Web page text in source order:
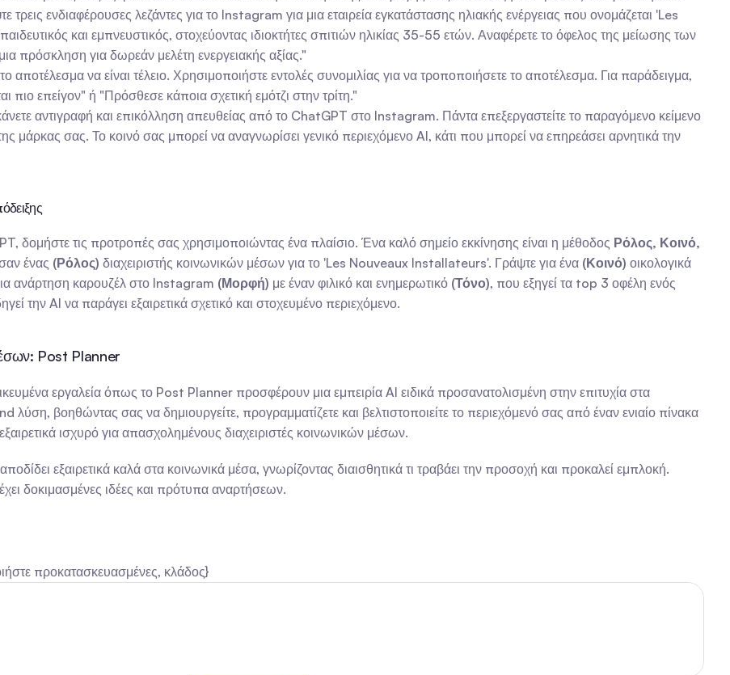
ενδιαφέρουσες λεζάντες για το Instagram για μια εταιρεία εγκατάστασης ηλιακής ενέργειας που ονομάζεται 'Les
και εμπνευστικός, στοχεύοντας ιδιοκτήτες σπιτιών ηλικίας 35-55 ετών. Αναφέρετε το όφελος της μείωσης των
πρόσκληση για δωρεάν μελέτη ενεργειακής αξίας."
αποτέλεσμα να είναι τέλειο. Χρησιμοποιήστε εντολές συνομιλίας για να τροποποιήσετε το αποτέλεσμα. Για παράδειγμα,
πιο επείγον" ή "Πρόσθεσε κάποια σχετική εμότζι στην τρίτη."
αντιγραφή και επικόλληση απευθείας από το ChatGPT στο Instagram. Πάντα επεξεργαστείτε το παραγόμενο κείμενο
μάρκας σας. Το κοινό σας μπορεί να αναγνωρίσει γενικό περιεχόμενο AI, κάτι που μπορεί να επηρεάσει αρνητικά την
δομήστε τις προτροπές σας χρησιμοποιώντας ένα πλαίσιο. Ένα καλό σημείο εκκίνησης είναι η μέθοδος Ρόλος, Κοινό,
ένας (Ρόλος) διαχειριστής κοινωνικών μέσων για το 'Les Nouveaux Installateurs'. Γράψτε για ένα (Κοινό) οικολογικά
ανάρτηση καρουζέλ στο Instagram (Μορφή) με έναν φιλικό και ενημερωτικό (Τόνο), που εξηγεί τα top 3 οφέλη ενός
την AI να παράγει εξαιρετικά σχετικό και στοχευμένο περιεχόμενο.
Post Planner
εργαλεία όπως το Post Planner προσφέρουν μια εμπειρία AI ειδικά προσανατολισμένη στην επιτυχία στα
λύση, βοηθώντας σας να δημιουργείτε, προγραμματίζετε και βελτιστοποιείτε το περιεχόμενό σας από έναν ενιαίο πίνακα
ισχυρό για απασχολημένους διαχειριστές κοινωνικών μέσων.
εξαιρετικά καλά στα κοινωνικά μέσα, γνωρίζοντας διαισθητικά τι τραβάει την προσοχή και προκαλεί εμπλοκή.
δοκιμασμένες ιδέες και πρότυπα αναρτήσεων.
προκατασκευασμένες, κλάδος}